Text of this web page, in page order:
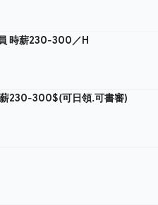
時薪230-300／H
230-300$(可日領.可書審)